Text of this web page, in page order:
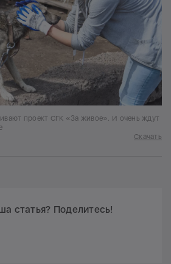
проект СГК «За живое». И очень ждут
Скачать
статья? Поделитесь!